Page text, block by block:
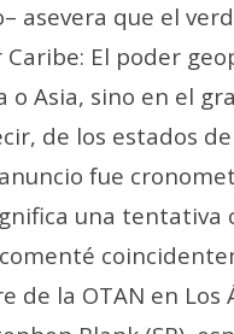
asevera que el
Caribe: El poder
o Asia, sino en el
de los estados
anuncio fue
una
de la OTAN en